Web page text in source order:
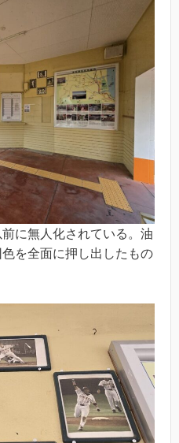
に無人化されている。油
を全面に押し出したもの